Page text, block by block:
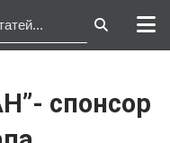
спонсор